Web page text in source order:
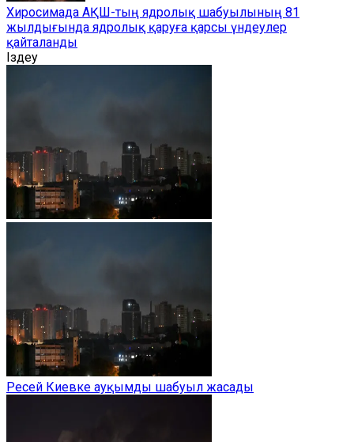
Хиросимада АҚШ-тың ядролық шабуылының 81
жылдығында ядролық қаруға қарсы үндеулер
қайталанды
Іздеу
Ресей Киевке ауқымды шабуыл жасады